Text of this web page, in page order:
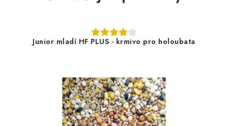
Junior mladí HF PLUS - krmivo pro holoubata